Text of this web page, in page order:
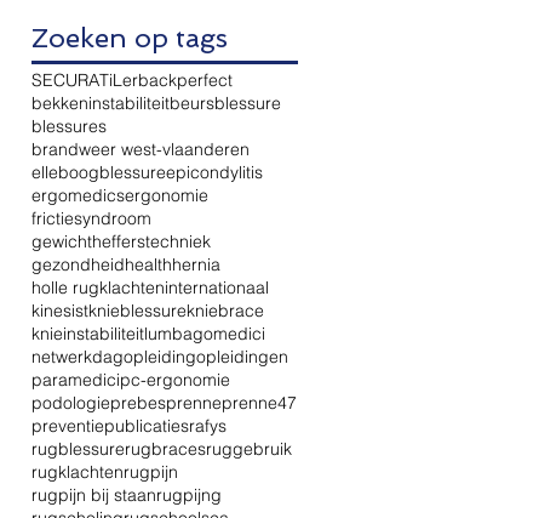
Zoeken op tags
SECURATiLerbackperfect
bekkeninstabiliteitbeursblessure
blessures
brandweer west-vlaanderen
elleboogblessureepicondylitis
ergomedicsergonomie
frictiesyndroom
gewichthefferstechniek
gezondheidhealthhernia
holle rugklachteninternationaal
kinesistknieblessurekniebrace
knieinstabiliteitlumbagomedici
netwerkdagopleidingopleidingen
paramedicipc-ergonomie
podologieprebesprenneprenne47
preventiepublicatiesrafys
rugblessurerugbracesruggebruik
rugklachtenrugpijn
rugpijn bij staanrugpijng